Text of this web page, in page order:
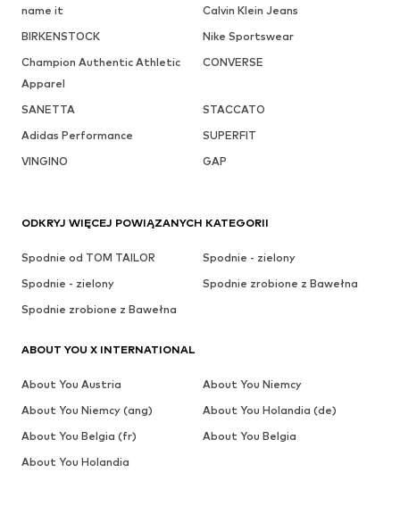
name it
Calvin Klein Jeans
BIRKENSTOCK
Nike Sportswear
Champion Authentic Athletic
Apparel
CONVERSE
SANETTA
STACCATO
Adidas Performance
SUPERFIT
VINGINO
GAP
ODKRYJ WIĘCEJ POWIĄZANYCH KATEGORII
Spodnie od TOM TAILOR
Spodnie - zielony
Spodnie - zielony
Spodnie zrobione z Bawełna
Spodnie zrobione z Bawełna
ABOUT YOU X INTERNATIONAL
About You Austria
About You Niemcy
About You Niemcy (ang)
About You Holandia (de)
About You Belgia (fr)
About You Belgia
About You Holandia